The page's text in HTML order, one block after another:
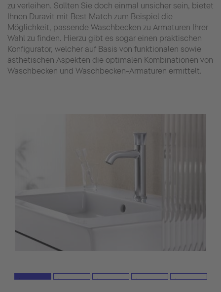
zu verleihen. Sollten Sie doch einmal unsicher sein, bietet
Ihnen Duravit mit Best Match zum Beispiel die
Möglichkeit, passende Waschbecken zu Armaturen Ihrer
Wahl zu finden. Hierzu gibt es sogar einen praktischen
Konfigurator, welcher auf Basis von funktionalen sowie
ästhetischen Aspekten die optimalen Kombinationen von
Waschbecken und Waschbecken-Armaturen ermittelt.